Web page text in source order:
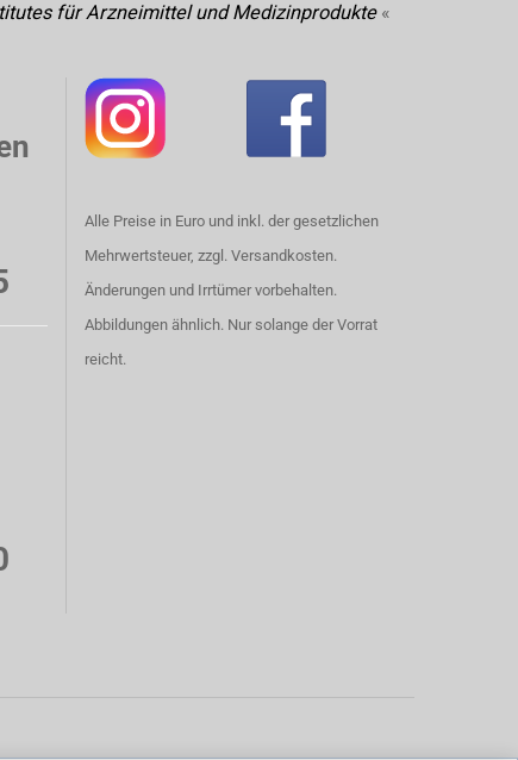
für Arzneimittel und Medizinprodukte«
Alle Preise in Euro und inkl. der gesetzlichen
Mehrwertsteuer, zzgl. Versandkosten.
Änderungen und Irrtümer vorbehalten.
Abbildungen ähnlich. Nur solange der Vorrat
reicht.